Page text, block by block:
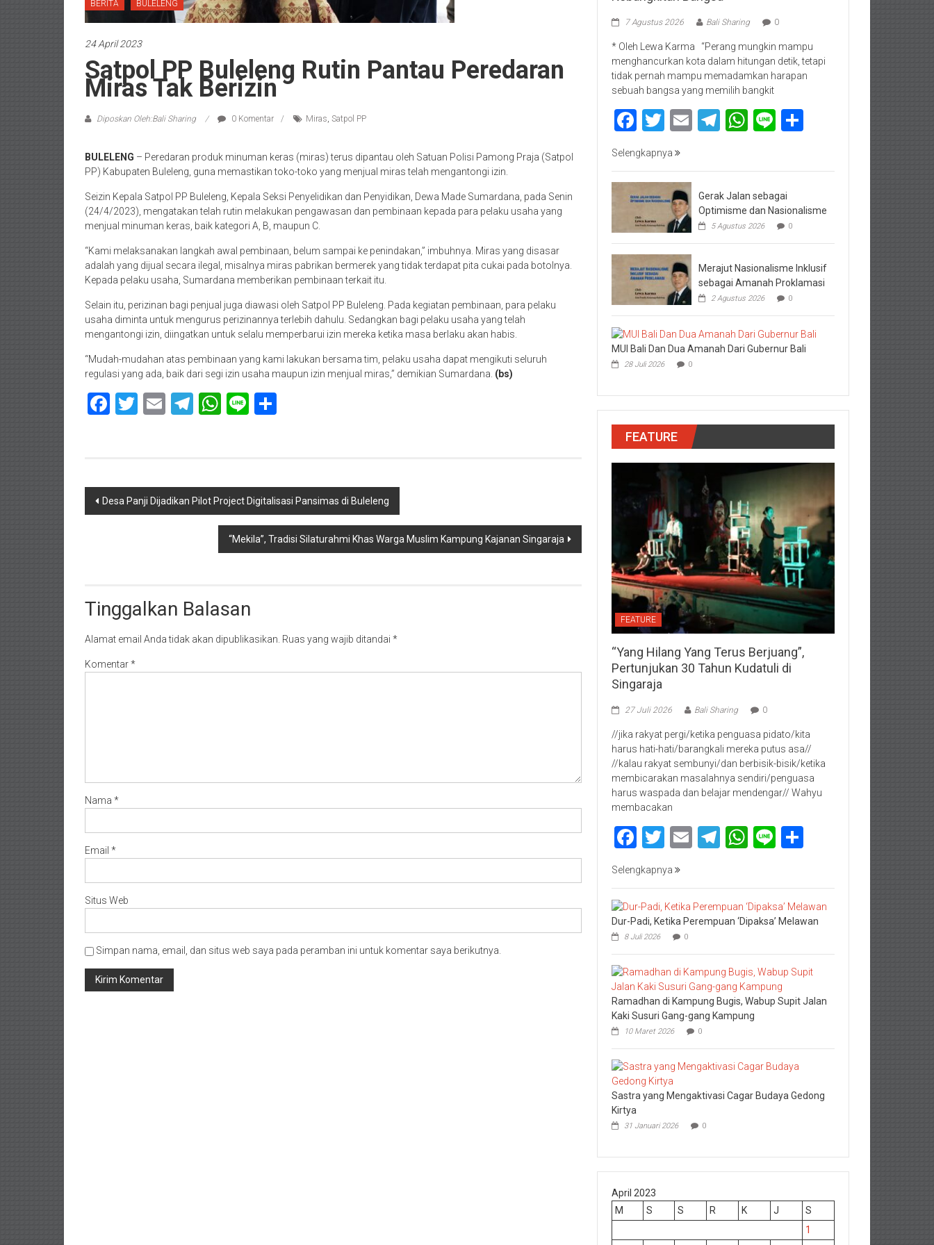
BERITA BULELENG
24 April 2023
Satpol PP Buleleng Rutin Pantau Peredaran
Miras Tak Berizin
Diposkan Oleh:Bali Sharing 0 Komentar Miras, Satpol PP
BULELENG – Peredaran produk minuman keras (miras) terus dipantau oleh Satuan Polisi Pamong Praja (Satpol
PP) Kabupaten Buleleng, guna memastikan toko-toko yang menjual miras telah mengantongi izin.
Seizin Kepala Satpol PP Buleleng, Kepala Seksi Penyelidikan dan Penyidikan, Dewa Made Sumardana, pada Senin
(24/4/2023), mengatakan telah rutin melakukan pengawasan dan pembinaan kepada para pelaku usaha yang
menjual minuman keras, baik kategori A, B, maupun C.
“Kami melaksanakan langkah awal pembinaan, belum sampai ke penindakan,” imbuhnya. Miras yang disasar
adalah yang dijual secara ilegal, misalnya miras pabrikan bermerek yang tidak terdapat pita cukai pada botolnya.
Kepada pelaku usaha, Sumardana memberikan pembinaan terkait itu.
Selain itu, perizinan bagi penjual juga diawasi oleh Satpol PP Buleleng. Pada kegiatan pembinaan, para pelaku
usaha diminta untuk mengurus perizinannya terlebih dahulu. Sedangkan bagi pelaku usaha yang telah
mengantongi izin, diingatkan untuk selalu memperbarui izin mereka ketika masa berlaku akan habis.
“Mudah-mudahan atas pembinaan yang kami lakukan bersama tim, pelaku usaha dapat mengikuti seluruh
regulasi yang ada, baik dari segi izin usaha maupun izin menjual miras,” demikian Sumardana. (bs)
Facebook
Twitter
EmailTelegram
WhatsApp
Line
Navigasi
Desa Panji Dijadikan Pilot Project Digitalisasi Pansimas di Buleleng
“Mekila”, Tradisi Silaturahmi Khas Warga Muslim Kampung Kajanan Singaraja
Tinggalkan Balasan
Alamat email Anda tidak akan dipublikasikan. Ruas yang wajib ditandai *
Komentar*
Nama *
Email *
Situs Web
Simpan nama, email, dan situs web saya pada peramban ini untuk komentar saya berikutnya.
7 Agustus 2026 Bali Sharing 0
* Oleh Lewa Karma “Perang mungkin mampu
menghancurkan kota dalam hitungan detik, tetapi
tidak pernah mampu memadamkan harapan
sebuah bangsa yang memilih bangkit
Facebook
Twitter
EmailTelegram
WhatsApp
Line
Selengkapnya
Gerak Jalan sebagai
Optimisme dan Nasionalisme
5 Agustus 2026 0
Merajut Nasionalisme Inklusif
sebagai Amanah Proklamasi
2 Agustus 2026 0
MUI Bali Dan Dua Amanah Dari Gubernur Bali
28 Juli 2026 0
FEATURE
FEATURE
“Yang Hilang Yang Terus Berjuang”,
Pertunjukan 30 Tahun Kudatuli di
Singaraja
27 Juli 2026 Bali Sharing 0
//jika rakyat pergi/ketika penguasa pidato/kita
harus hati-hati/barangkali mereka putus asa//
//kalau rakyat sembunyi/dan berbisik-bisik/ketika
membicarakan masalahnya sendiri/penguasa
harus waspada dan belajar mendengar// Wahyu
membacakan
Facebook
Twitter
EmailTelegram
WhatsApp
Line
Selengkapnya
Dur-Padi, Ketika Perempuan ‘Dipaksa’ Melawan
8 Juli 2026 0
Ramadhan di Kampung Bugis, Wabup Supit Jalan
Kaki Susuri Gang-gang Kampung
10 Maret 2026 0
Sastra yang Mengaktivasi Cagar Budaya Gedong
Kirtya
31 Januari 2026 0
April 2023
M
S S R K J
S
1